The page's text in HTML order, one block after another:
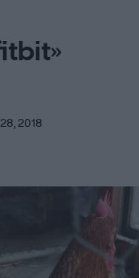
2018